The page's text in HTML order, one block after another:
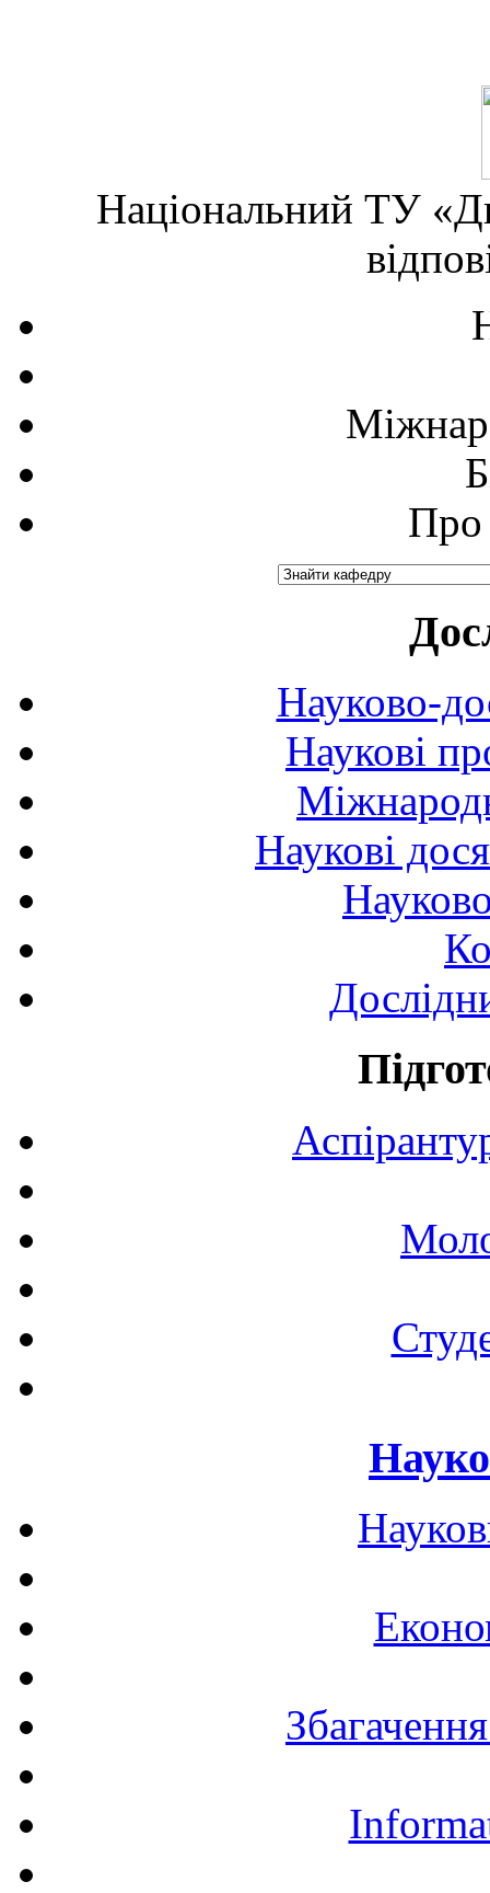
Національний ТУ
Про
Науково-
Наукові
Наукові